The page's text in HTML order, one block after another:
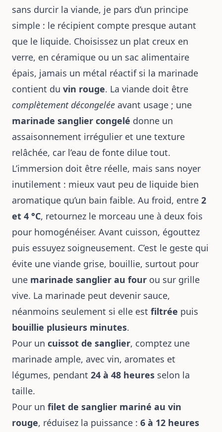
sans durcir la viande, je pars d’un principe
simple : le récipient compte presque autant
que le liquide. Choisissez un plat creux en
verre, en céramique ou un sac alimentaire
épais, jamais un métal réactif si la marinade
contient du vin rouge. La viande doit être
complètement décongelée avant usage ; une
marinade sanglier congelé donne un
assaisonnement irrégulier et une texture
relâchée, car l’eau de fonte dilue tout.
L’immersion doit être réelle, mais sans noyer
inutilement : mieux vaut peu de liquide bien
aromatique qu’un bain faible. Au froid, entre 2
et 4 °C, retournez le morceau une à deux fois
pour homogénéiser. Avant cuisson, égouttez
puis essuyez soigneusement. C’est le geste qui
évite une viande grise, bouillie, surtout pour
une marinade sanglier au four ou sur grille
vive. La marinade peut devenir sauce,
néanmoins seulement si elle est filtrée puis
bouillie plusieurs minutes.
Pour un cuissot de sanglier, comptez une
marinade ample, avec vin, aromates et
légumes, pendant 24 à 48 heures selon la
taille.
Pour un filet de sanglier mariné au vin
rouge, réduisez la puissance : 6 à 12 heures